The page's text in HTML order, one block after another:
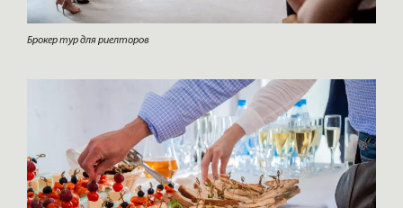
Брокер тур для риелторов